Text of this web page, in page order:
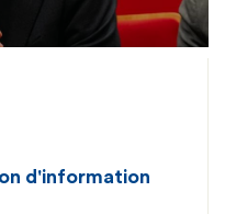
d'information